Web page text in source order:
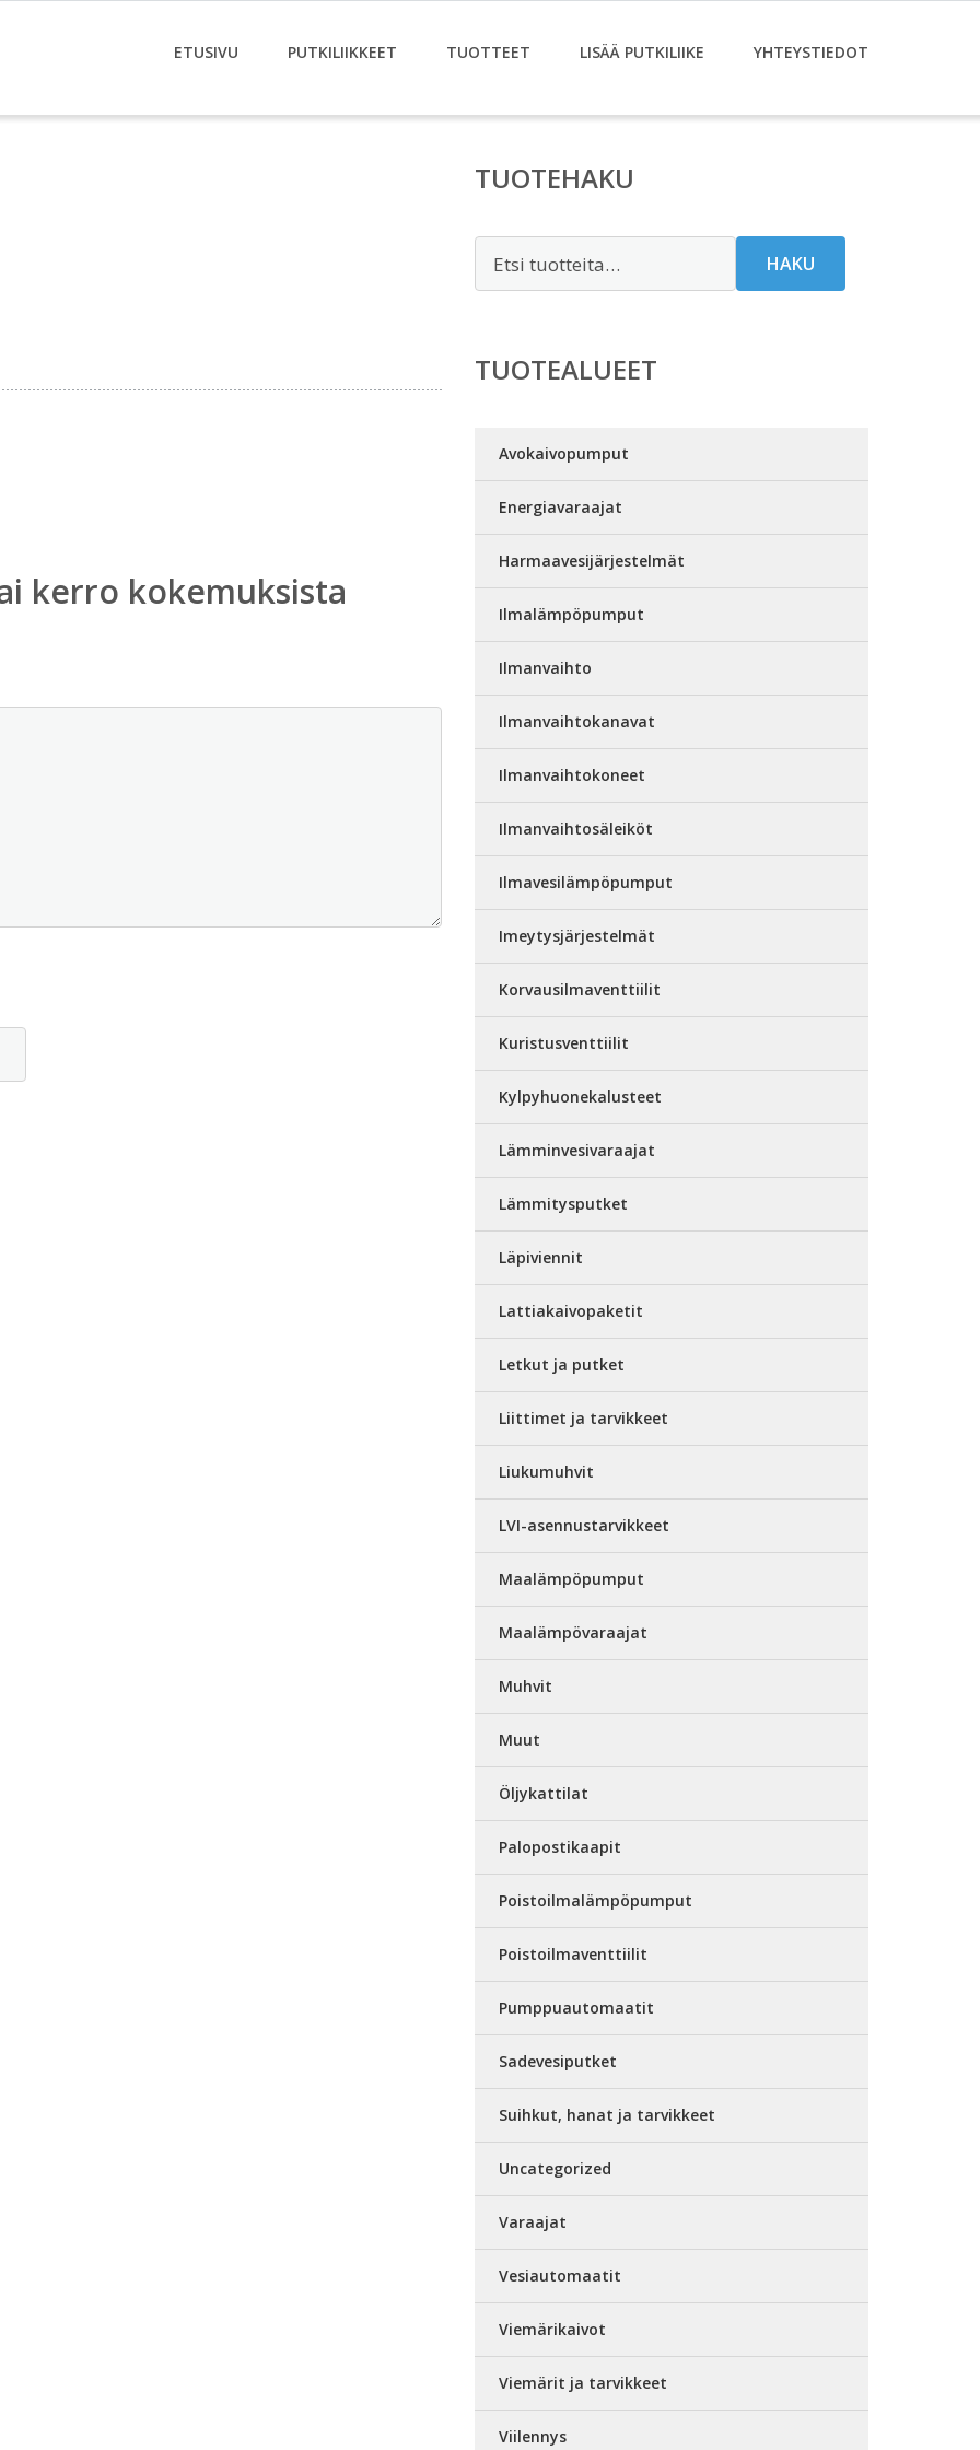
ETUSIVU PUTKILIIKKEET TUOTTEET LISÄÄ PUTKILIIKE YHTEYSTIEDOT
kerro kokemuksista
TUOTEHAKU
HAKU
TUOTEALUEET
Avokaivopumput
Energiavaraajat
Harmaavesijärjestelmät
Ilmalämpöpumput
Ilmanvaihto
Ilmanvaihtokanavat
Ilmanvaihtokoneet
Ilmanvaihtosäleiköt
Ilmavesilämpöpumput
Imeytysjärjestelmät
Korvausilmaventtiilit
Kuristusventtiilit
Kylpyhuonekalusteet
Lämminvesivaraajat
Lämmitysputket
Läpiviennit
Lattiakaivopaketit
Letkut ja putket
Liittimet ja tarvikkeet
Liukumuhvit
LVI-asennustarvikkeet
Maalämpöpumput
Maalämpövaraajat
Muhvit
Muut
Öljykattilat
Palopostikaapit
Poistoilmalämpöpumput
Poistoilmaventtiilit
Pumppuautomaatit
Sadevesiputket
Suihkut, hanat ja tarvikkeet
Uncategorized
Varaajat
Vesiautomaatit
Viemärikaivot
Viemärit ja tarvikkeet
Viilennys